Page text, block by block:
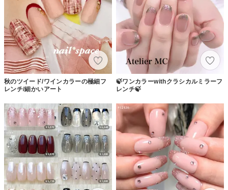
秋のツイード/ワインカラーの極細フ
レンチ/細かいアート
🍃ワンカラーwithクラシカルミラーフ
レンチ🍃